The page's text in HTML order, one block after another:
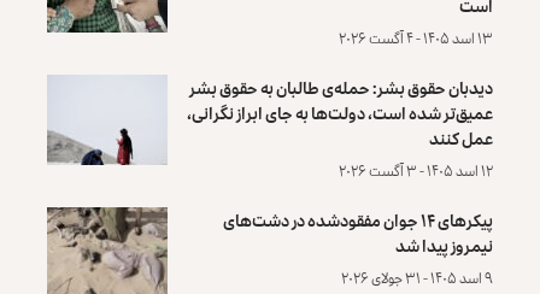
۱۳ اسد ۱۴۰۵ - ۴ آگست ۲۰۲۶
دیدبان حقوق بشر: حمله‌ی طالبان به حقوق بشر
عمیق‌تر شده است، دولت‌ها به جای ابراز نگرانی،
عمل کنند
۱۲ اسد ۱۴۰۵ - ۳ آگست ۲۰۲۶
پیکرهای ۱۴ جوان مفقودشده در دشت‌های
نیمروز پیدا شد
۹ اسد ۱۴۰۵ - ۳۱ جولای ۲۰۲۶